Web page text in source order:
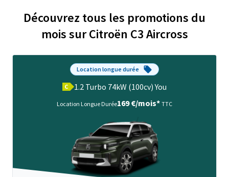
Découvrez tous les promotions du
mois sur Citroën C3 Aircross
Location longue durée
C 1.2 Turbo 74kW (100cv) You
Location Longue Durée169 €/mois* TTC